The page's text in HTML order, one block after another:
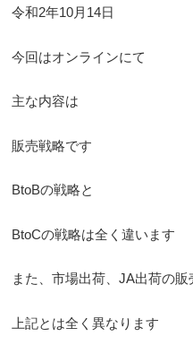
令和2年10月14日
今回はオンラインにて
主な内容は
販売戦略です
BtoBの戦略と
BtoCの戦略は全く違います
また、市場出荷、JA出荷の販
上記とは全く異なります